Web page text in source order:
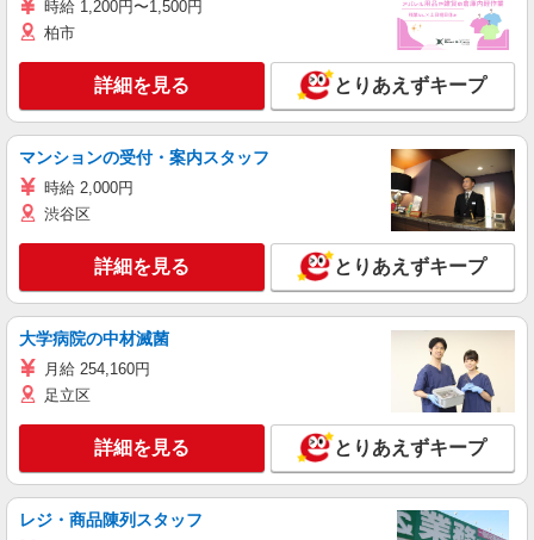
時給 1,200円〜1,500円
柏市
詳細を見る とりあえずキープ
マンションの受付・案内スタッフ
時給 2,000円
渋谷区
詳細を見る とりあえずキープ
大学病院の中材滅菌
月給 254,160円
足立区
詳細を見る とりあえずキープ
レジ・商品陳列スタッフ